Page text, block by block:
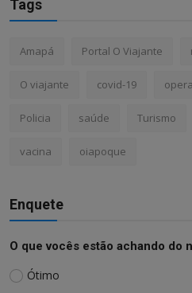
Tags
Amapá Portal O Viajante
O viajante covid-19
Policia saúde Turismo
vacina oiapoque
Enquete
O que vocês estão achando do
Ótimo